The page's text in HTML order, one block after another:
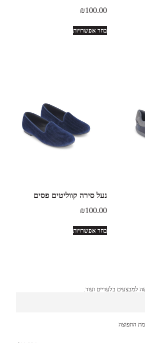
₪100.00
בחר אפשרויות
נעל סירה קווליטים פסים
₪100.00
בחר אפשרויות
למבצעים בלעדיים ועוד.
התפוצה